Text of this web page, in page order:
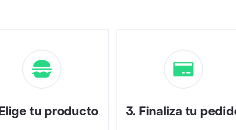
tu producto 3. Finaliza tu